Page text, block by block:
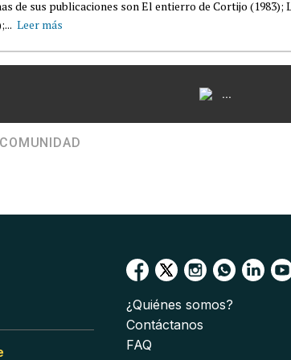
de sus publicaciones son El entierro de Cortijo (1983);
Leer más
...
¿Quiénes somos?
Contáctanos
FAQ